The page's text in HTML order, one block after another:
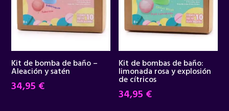
Kit de bomba de baño –
Aleación y satén
34,95 €
Kit de bombas de baño:
limonada rosa y explosión
de cítricos
34,95 €